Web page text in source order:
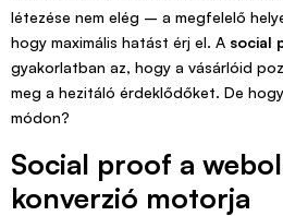
létezése nem elég – a megfelelő
hogy maximális hatást érj el. A social
gyakorlatban az, hogy a vásárlóid
meg a hezitáló érdeklődőket. De
módon?
Social proof a
konverzió motorja